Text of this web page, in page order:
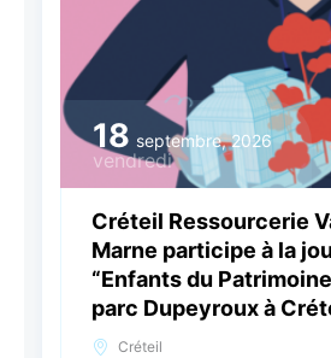
18 septembre, 2026
vendredi
Créteil Ressourcerie
Marne participe à la
“Enfants du
parc Dupeyroux à
Créteil